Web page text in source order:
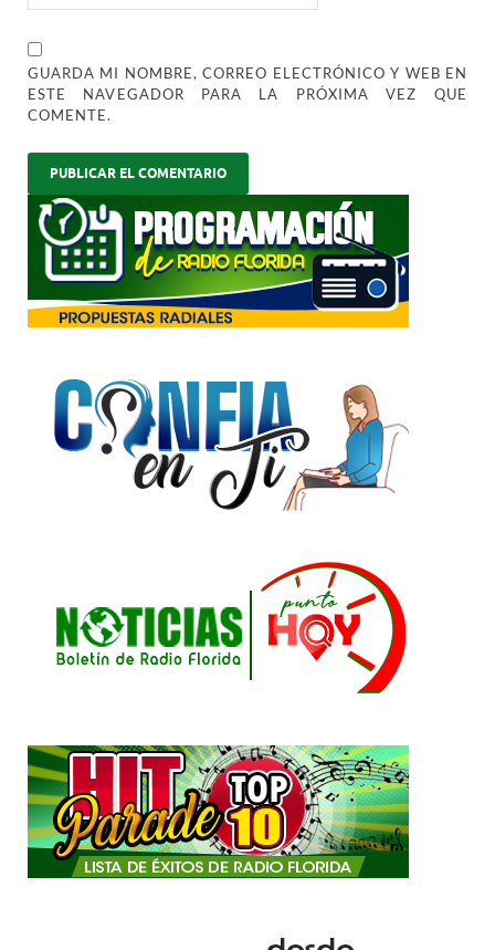
GUARDA MI NOMBRE, CORREO ELECTRÓNICO Y WEB EN
ESTE NAVEGADOR PARA LA PRÓXIMA VEZ QUE
COMENTE.